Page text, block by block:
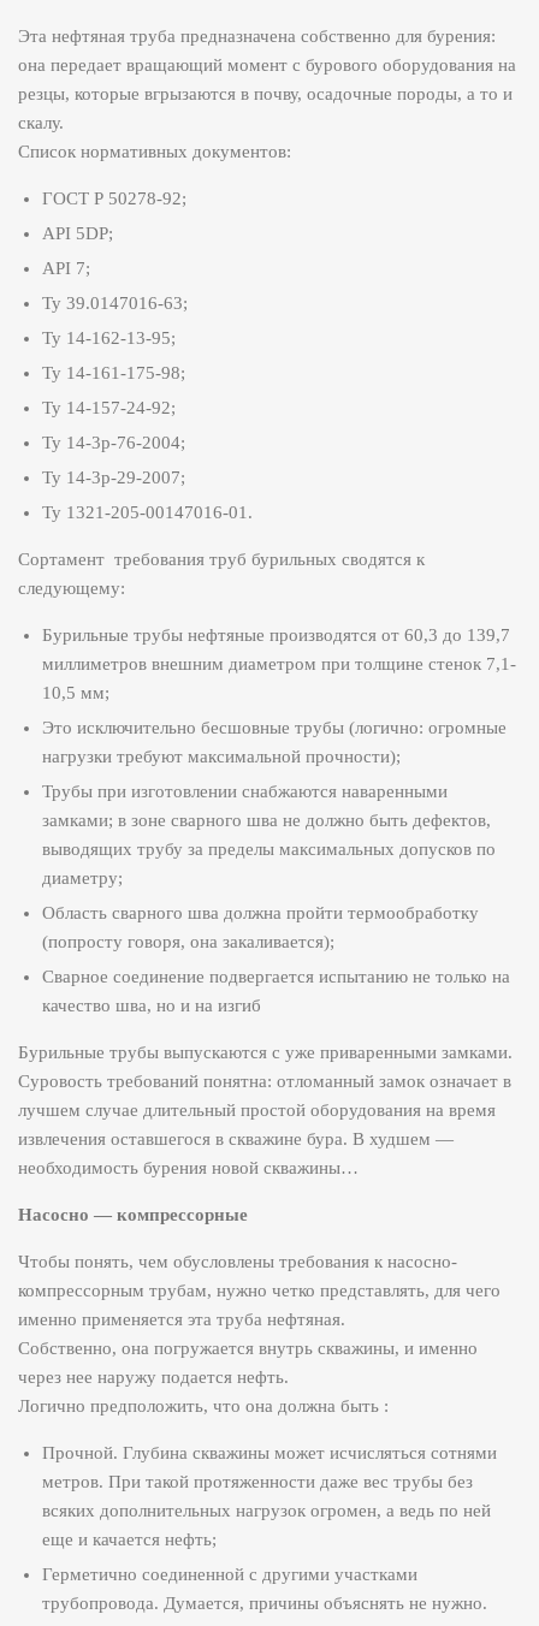
Эта нефтяная труба предназначена собственно для бурения:
она передает вращающий момент с бурового оборудования на
резцы, которые вгрызаются в почву, осадочные породы, а то и
скалу.
Список нормативных документов:
ГОСТ Р 50278-92;
API 5DP;
API 7;
Ту 39.0147016-63;
Ту 14-162-13-95;
Ту 14-161-175-98;
Ту 14-157-24-92;
Ту 14-3р-76-2004;
Ту 14-3р-29-2007;
Ту 1321-205-00147016-01.
Сортамент требования труб бурильных сводятся к
следующему:
Бурильные трубы нефтяные производятся от 60,3 до 139,7
миллиметров внешним диаметром при толщине стенок 7,1-
10,5 мм;
Это исключительно бесшовные трубы (логично: огромные
нагрузки требуют максимальной прочности);
Трубы при изготовлении снабжаются наваренными
замками; в зоне сварного шва не должно быть дефектов,
выводящих трубу за пределы максимальных допусков по
диаметру;
Область сварного шва должна пройти термообработку
(попросту говоря, она закаливается);
Сварное соединение подвергается испытанию не только на
качество шва, но и на изгиб
Бурильные трубы выпускаются с уже приваренными замками.
Суровость требований понятна: отломанный замок означает в
лучшем случае длительный простой оборудования на время
извлечения оставшегося в скважине бура. В худшем —
необходимость бурения новой скважины…
Насосно — компрессорные
Чтобы понять, чем обусловлены требования к насосно-
компрессорным трубам, нужно четко представлять, для чего
именно применяется эта труба нефтяная.
Собственно, она погружается внутрь скважины, и именно
через нее наружу подается нефть.
Логично предположить, что она должна быть :
Прочной. Глубина скважины может исчисляться сотнями
метров. При такой протяженности даже вес трубы без
всяких дополнительных нагрузок огромен, а ведь по ней
еще и качается нефть;
Герметично соединенной с другими участками
трубопровода. Думается, причины объяснять не нужно.